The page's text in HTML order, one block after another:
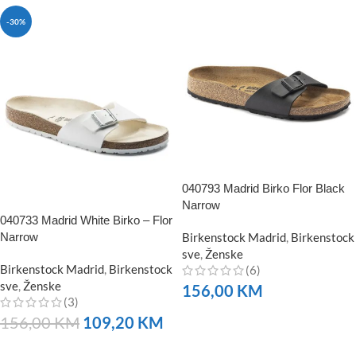
-30%
040733 Madrid White Birko – Flor
Narrow
Birkenstock Madrid, Birkenstock
sve, Ženske
(3)
156,00KM 109,20 KM
040793 Madrid Birko Flor Black
Narrow
Birkenstock Madrid, Birkenstock
sve, Ženske
(6)
156,00 KM